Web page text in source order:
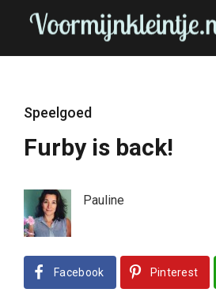
Speelgoed
Furby is back!
Pauline
Facebook Pinterest